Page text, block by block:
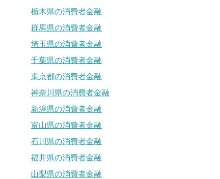
栃木県の消費者金融
群馬県の消費者金融
埼玉県の消費者金融
千葉県の消費者金融
東京都の消費者金融
神奈川県の消費者金融
新潟県の消費者金融
富山県の消費者金融
石川県の消費者金融
福井県の消費者金融
山梨県の消費者金融